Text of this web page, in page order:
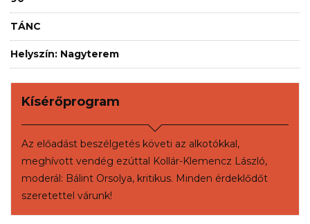
TÁNC
Helyszín: Nagyterem
Kísérőprogram
Az előadást beszélgetés követi az alkotókkal,
meghívott vendég ezúttal Kollár-Klemencz László,
moderál: Bálint Orsolya, kritikus. Minden érdeklődőt
szeretettel várunk!